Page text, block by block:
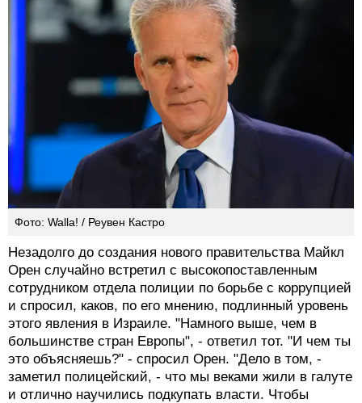
Фото: Walla! / Реувен Кастро
Незадолго до создания нового правительства Майкл
Орен случайно встретил с высокопоставленным
сотрудником отдела полиции по борьбе с коррупцией
и спросил, каков, по его мнению, подлинный уровень
этого явления в Израиле. "Намного выше, чем в
большинстве стран Европы", - ответил тот. "И чем ты
это объясняешь?" - спросил Орен. "Дело в том, -
заметил полицейский, - что мы веками жили в галуте
и отлично научились подкупать власти. Чтобы